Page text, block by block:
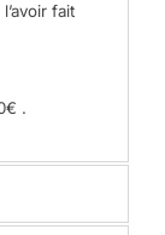
fait
.